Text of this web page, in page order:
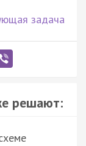
задача
решают: